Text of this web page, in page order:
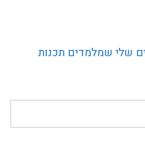
שלי שמלמדים תכנות